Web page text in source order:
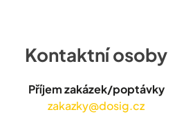
Kontaktní osoby
Příjem zakázek/poptávky
zakazky@dosig.cz